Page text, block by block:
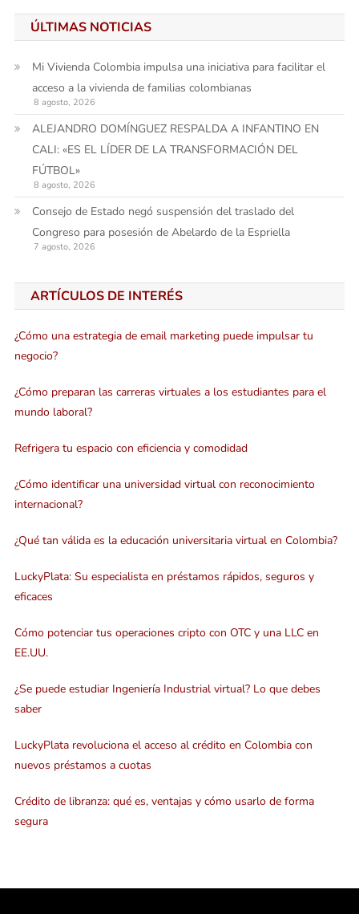
ÚLTIMAS NOTICIAS
Mi Vivienda Colombia impulsa una iniciativa para facilitar el
acceso a la vivienda de familias colombianas
8 agosto, 2026
ALEJANDRO DOMÍNGUEZ RESPALDA A INFANTINO EN
CALI: «ES EL LÍDER DE LA TRANSFORMACIÓN DEL
FÚTBOL»
8 agosto, 2026
Consejo de Estado negó suspensión del traslado del
Congreso para posesión de Abelardo de la Espriella
7 agosto, 2026
ARTÍCULOS DE INTERÉS
¿Cómo una estrategia de email marketing puede impulsar tu
negocio?
¿Cómo preparan las carreras virtuales a los estudiantes para el
mundo laboral?
Refrigera tu espacio con eficiencia y comodidad
¿Cómo identificar una universidad virtual con reconocimiento
internacional?
¿Qué tan válida es la educación universitaria virtual en Colombia?
LuckyPlata: Su especialista en préstamos rápidos, seguros y
eficaces
Cómo potenciar tus operaciones cripto con OTC y una LLC en
EE.UU.
¿Se puede estudiar Ingeniería Industrial virtual? Lo que debes
saber
LuckyPlata revoluciona el acceso al crédito en Colombia con
nuevos préstamos a cuotas
Crédito de libranza: qué es, ventajas y cómo usarlo de forma
segura